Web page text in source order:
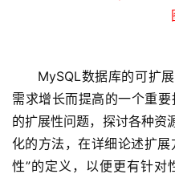
MySQL数据库的可扩
需求增长而提高的一个重
的扩展性问题，探讨各种资
化的方法，在详细论述扩
性”的定义，以便更有针对